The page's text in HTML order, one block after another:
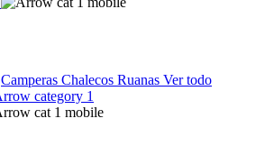
Camperas Chalecos Ruanas Ver todo